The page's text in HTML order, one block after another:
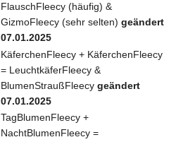
FlauschFleecy (häufig) &
GizmoFleecy (sehr selten)geändert
07.01.2025
KäferchenFleecy + KäferchenFleecy
= LeuchtkäferFleecy &
BlumenStraußFleecygeändert
07.01.2025
TagBlumenFleecy +
NachtBlumenFleecy =